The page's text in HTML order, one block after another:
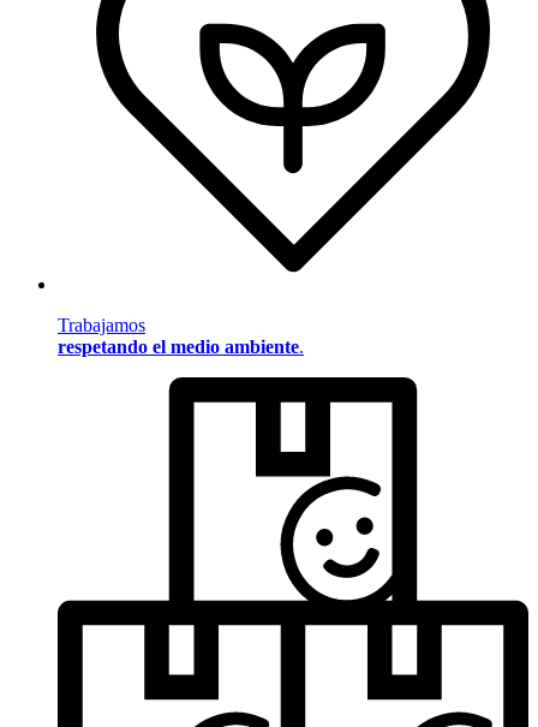
Trabajamos
respetando el medio ambiente.